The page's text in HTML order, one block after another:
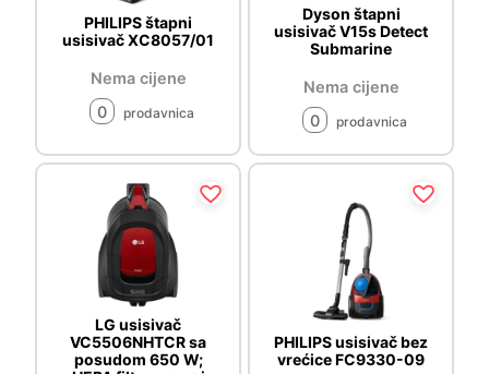
PHILIPS štapni
usisivač XC8057/01
Nema cijene
0
prodavnica
Dyson štapni
usisivač V15s Detect
Submarine
Nema cijene
0
prodavnica
LG usisivač
VC5506NHTCR sa
posudom 650 W;
PHILIPS usisivač bez
vrećice FC9330-09